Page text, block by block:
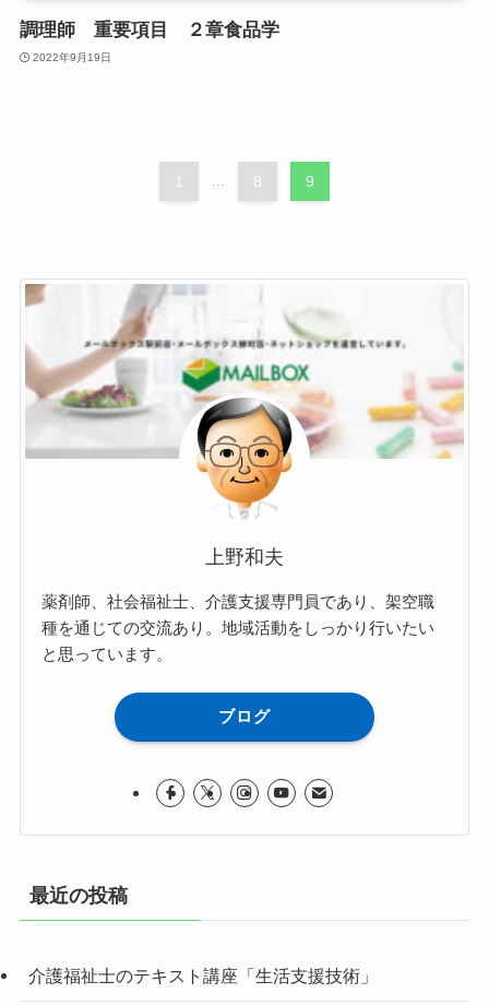
調理師 重要項目 ２章食品学
2022年9月19日
1 ... 8 9
上野和夫
薬剤師、社会福祉士、介護支援専門員であり、架空職
種を通じての交流あり。地域活動をしっかり行いたい
と思っています。
ブログ
最近の投稿
介護福祉士のテキスト講座「生活支援技術」